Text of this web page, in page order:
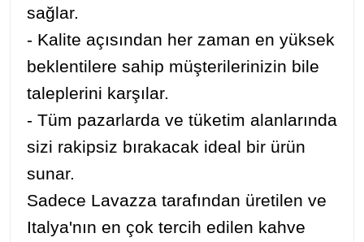
sağlar.
- Kalite açısından her zaman en yüksek
beklentilere sahip müşterilerinizin bile
taleplerini karşılar.
- Tüm pazarlarda ve tüketim alanlarında
sizi rakipsiz bırakacak ideal bir ürün
sunar.
Sadece Lavazza tarafından üretilen ve
Italya'nın en çok tercih edilen kahve